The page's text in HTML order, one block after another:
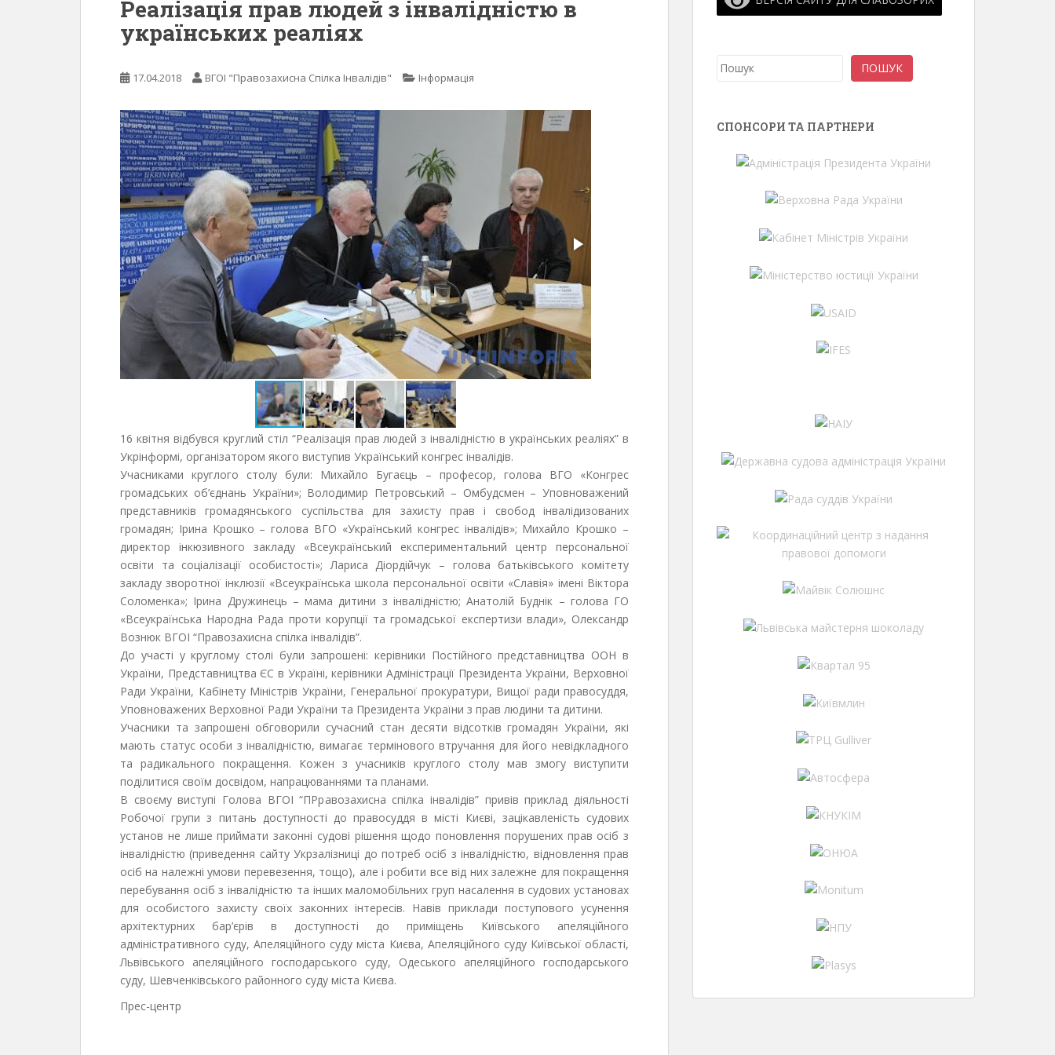
Реалізація прав людей з інвалідністю в
українських реаліях
17.04.2018 ВГОІ "Правозахисна Спілка Інвалідів" Інформація
16 квітня відбувся круглий стіл “Реалізація прав людей з інвалідністю в українських реаліях” в
Укрінформі, організатором якого виступив Український конгрес інвалідів.
Учасниками круглого столу були: Михайло Бугаєць – професор, голова ВГО «Конгрес
громадських об’єднань України»; Володимир Петровський – Омбудсмен – Уповноважений
представників громадянського суспільства для захисту прав і свобод інвалідизованих
громадян; Ірина Крошко – голова ВГО «Український конгрес інвалідів»; Михайло Крошко –
директор інкюзивного закладу «Всеукраїнський експериментальний центр персональної
освіти та соціалізації особистості»; Лариса Діордійчук – голова батьківського комітету
закладу зворотної інклюзії «Всеукраїнська школа персональної освіти «Славія» імені Віктора
Соломенка»; Ірина Дружинець – мама дитини з інвалідністю; Анатолій Буднік – голова ГО
«Всеукраїнська Народна Рада проти корупції та громадської експертизи влади», Олександр
Вознюк ВГОІ “Правозахисна спілка інвалідів”.
До участі у круглому столі були запрошені: керівники Постійного представництва ООН в
України, Представництва ЄС в Україні, керівники Адміністрації Президента України, Верховної
Ради України, Кабінету Міністрів України, Генеральної прокуратури, Вищої ради правосуддя,
Уповноважених Верховної Ради України та Президента України з прав людини та дитини.
Учасники та запрошені обговорили сучасний стан десяти відсотків громадян України, які
мають статус особи з інвалідністю, вимагає термінового втручання для його невідкладного
та радикального покращення. Кожен з учасників круглого столу мав змогу виступити
поділитися своїм досвідом, напрацюваннями та планами.
В своєму виступі Голова ВГОІ “ПРравозахисна спілка інвалідів” привів приклад діяльності
Робочої групи з питань доступності до правосуддя в місті Києві, зацікавленість судових
установ не лише приймати законні судові рішення щодо поновлення порушених прав осіб з
інвалідністю (приведення сайту Укрзалізниці до потреб осіб з інвалідністю, відновлення прав
осіб на належні умови перевезення, тощо), але і робити все від них залежне для покращення
перебування осіб з інвалідністю та інших маломобільних груп насалення в судових установах
для особистого захисту своїх законних інтересів. Навів приклади поступового усунення
архітектурних бар’єрів в доступності до приміщень Київського апеляційного
адміністративного суду, Апеляційного суду міста Києва, Апеляційного суду Київської області,
Львівського апеляційного господарського суду, Одеського апеляційного господарського
суду, Шевченківського районного суду міста Києва.
Прес-центр
Пошук ПОШУК
СПОНСОРИ ТА ПАРТНЕРИ